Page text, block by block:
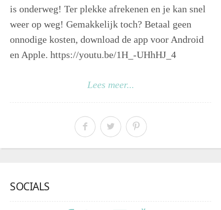
is onderweg! Ter plekke afrekenen en je kan snel
weer op weg! Gemakkelijk toch? Betaal geen
onnodige kosten, download de app voor Android
en Apple. https://youtu.be/1H_-UHhHJ_4
Lees meer...
SOCIALS